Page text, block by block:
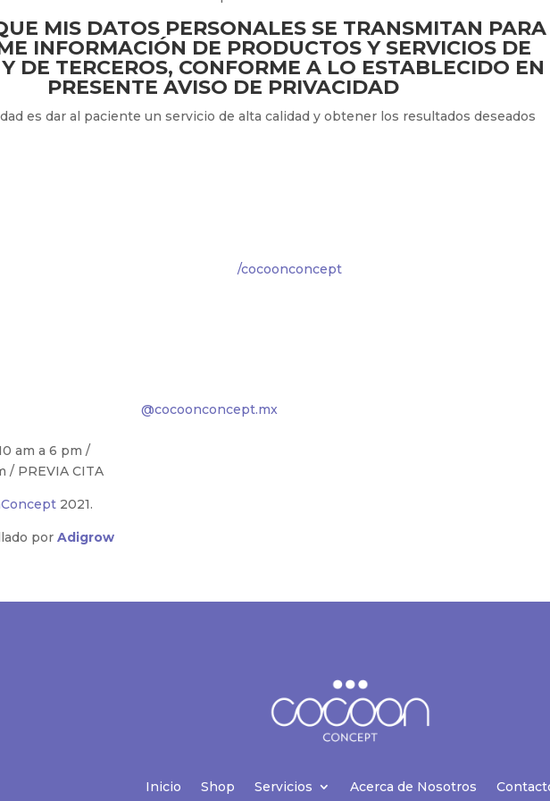
MIS DATOS PERSONALES SE TRANSMITAN PARA
INFORMACIÓN DE PRODUCTOS Y SERVICIOS DE
DE TERCEROS, CONFORME A LO ESTABLECIDO EN
PRESENTE AVISO DE PRIVACIDAD
es dar al paciente un servicio de alta calidad y obtener los resultados deseados
/cocoonconcept
@cocoonconcept.mx
am a 6 pm /
/ PREVIA CITA
2021.
porAdigrow
Inicio Shop Servicios Acerca de Nosotros